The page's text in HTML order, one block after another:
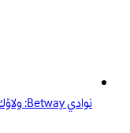
نوادي Betway: ولاؤك يستحق الأفضل